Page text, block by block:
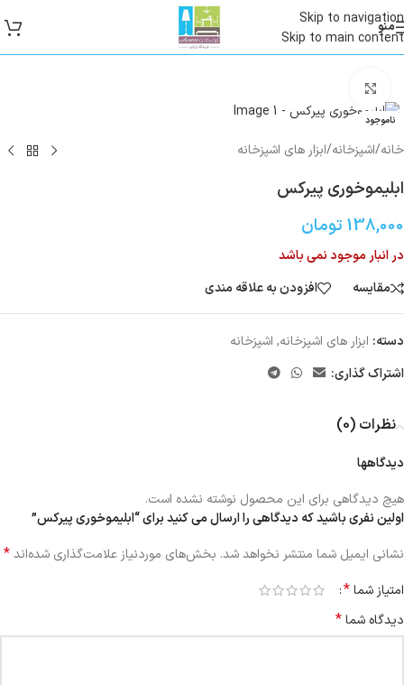
Skip to navigation
Skip to main content
منو
ناموجود
خانه/اشپزخانه/ابزار های اشپزخانه
ابلیموخوری پیرکس
138,000 تومان
در انبار موجود نمی باشد
مقایسه
افزودن به علاقه مندی
دسته: ابزار های اشپزخانه, اشپزخانه
اشتراک گذاری:
نظرات (0)
دیدگاهها
هیچ دیدگاهی برای این محصول نوشته نشده است.
اولین نفری باشید که دیدگاهی را ارسال می کنید برای “ابلیموخوری پیرکس”
نشانی ایمیل شما منتشر نخواهد شد. بخش‌های موردنیاز علامت‌گذاری شده‌اند*
امتیاز شما*
دیدگاه شما*